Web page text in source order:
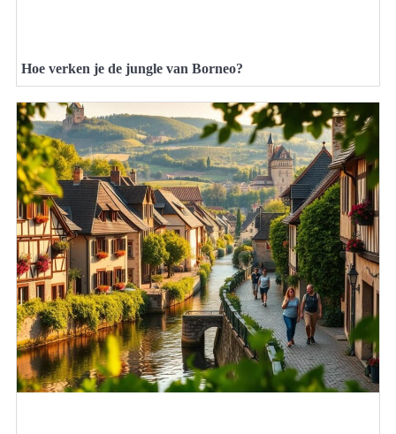
Hoe verken je de jungle van Borneo?